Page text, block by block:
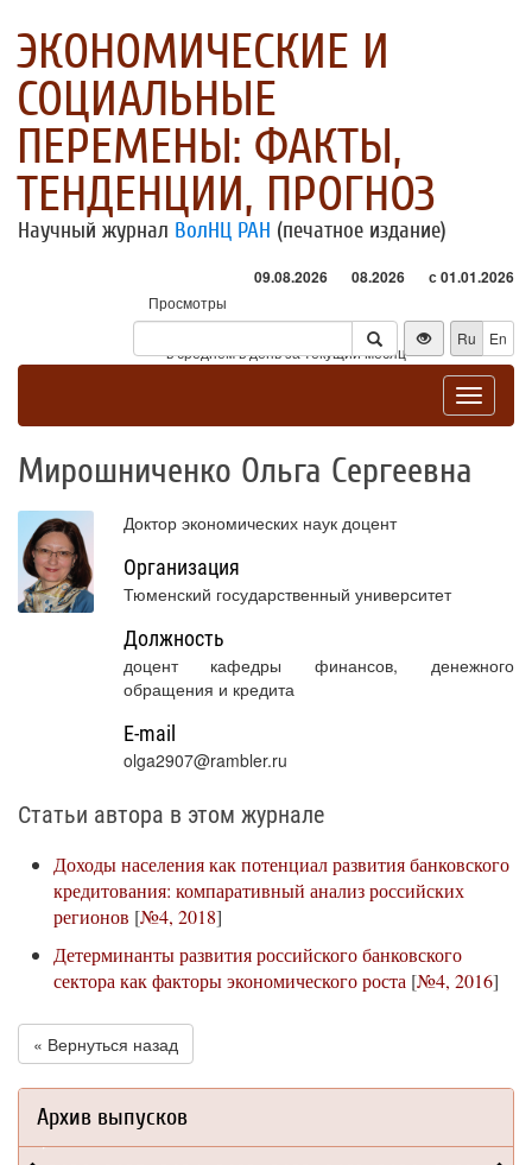
ЭКОНОМИЧЕСКИЕ И
СОЦИАЛЬНЫЕ
ПЕРЕМЕНЫ: ФАКТЫ,
ТЕНДЕНЦИИ, ПРОГНОЗ
Научный журнал ВолНЦ РАН (печатное издание)
09.08.2026 08.2026 с 01.01.2026
Просмотры
Посетители
* - в среднем в день за текущий месяц
Ru En
Toggle
Мирошниченко Ольга Сергеевна
Доктор экономических наук доцент
Организация
Тюменский государственный университет
Должность
доцент кафедры финансов, денежного
обращения и кредита
E-mail
olga2907@rambler.ru
Статьи автора в этом журнале
Доходы населения как потенциал развития банковского
кредитования: компаративный анализ российских
регионов [№4, 2018]
Детерминанты развития российского банковского
сектора как факторы экономического роста [№4, 2016]
« Вернуться назад
Архив выпусков